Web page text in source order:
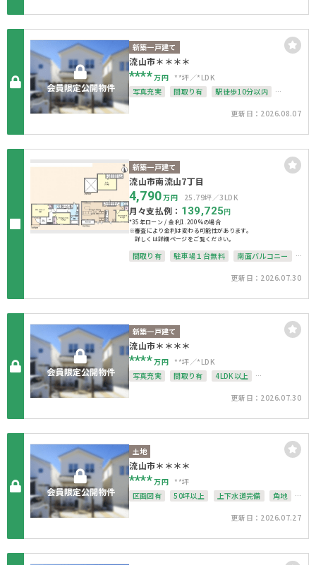
新築一戸建て
流山市＊＊＊＊
****万円 **坪
*LDK
写真充実
間取り有
駅徒歩10分以内
更新日：2026.08.07
新築一戸建て
流山市南流山7丁目
4,790万円 25.79坪 3LDK
月々支払例： 139,725 円
*35年ローン / 金利1.200%の場合
※審査により金利は変わる可能性があります。
詳しくは詳細ページをご覧ください。
間取り有 駐車場１台無料
南面バルコニー
更新日：2026.07.30
新築一戸建て
流山市＊＊＊＊
****万円 **坪
*LDK
写真充実
間取り有
4LDK以上
更新日：2026.07.30
土地
流山市＊＊＊＊
****万円 **坪
区画図有
50坪以上 上下水道完備
角地
更新日：2026.07.27